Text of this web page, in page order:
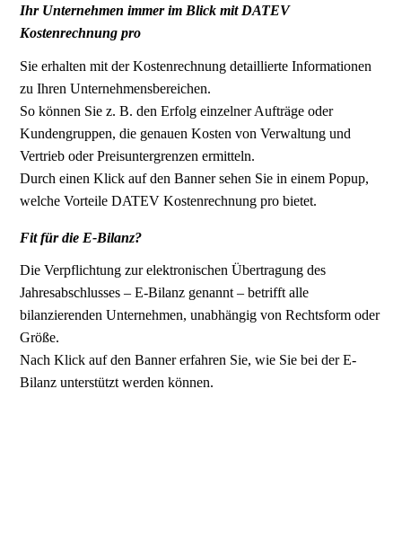
Ihr Unternehmen immer im Blick mit DATEV
Kostenrechnung pro
Sie erhalten mit der Kostenrechnung detaillierte Informationen
zu Ihren Unternehmensbereichen.
So können Sie z. B. den Erfolg einzelner Aufträge oder
Kundengruppen, die genauen Kosten von Verwaltung und
Vertrieb oder Preisuntergrenzen ermitteln.
Durch einen Klick auf den Banner sehen Sie in einem Popup,
welche Vorteile DATEV Kostenrechnung pro bietet.
Fit für die E-Bilanz?
Die Verpflichtung zur elektronischen Übertragung des
Jahresabschlusses – E-Bilanz genannt – betrifft alle
bilanzierenden Unternehmen, unabhängig von Rechtsform oder
Größe.
Nach Klick auf den Banner erfahren Sie, wie Sie bei der E-
Bilanz unterstützt werden können.